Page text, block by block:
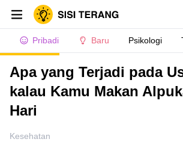
Pribadi Baru Psikologi
Apa yang Terjadi pada
kalau Kamu Makan
Hari
Kesehatan